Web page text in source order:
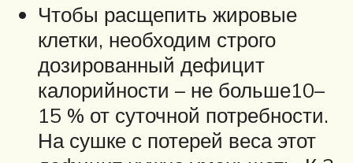
Чтобы расщепить жировые
клетки, необходим строго
дозированный дефицит
калорийности – не больше10–
15 % от суточной потребности.
На сушке с потерей веса этот